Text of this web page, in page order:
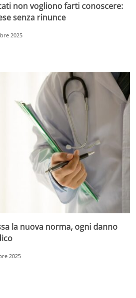
non vogliono farti conoscere:
senza rinunce
2025
la nuova norma, ogni danno
2025